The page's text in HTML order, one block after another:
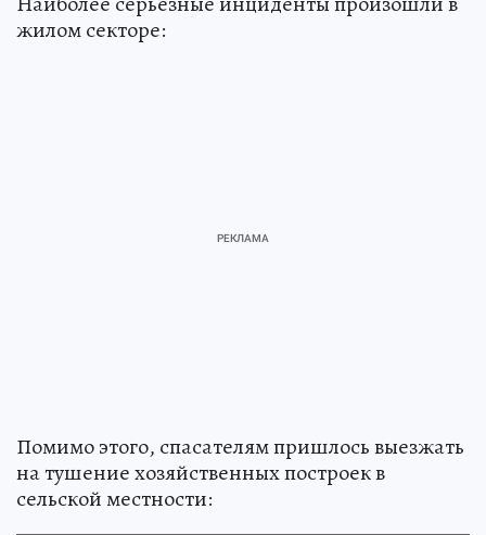
жилом секторе:
Помимо этого, спасателям пришлось выезжать
на тушение хозяйственных построек в
сельской местности: